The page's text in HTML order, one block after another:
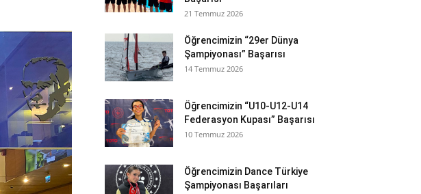
21 Temmuz 2026
Öğrencimizin “29er Dünya
Şampiyonası” Başarısı
14 Temmuz 2026
Öğrencimizin “U10-U12-U14
Federasyon Kupası” Başarısı
10 Temmuz 2026
Öğrencimizin Dance Türkiye
Şampiyonası Başarıları